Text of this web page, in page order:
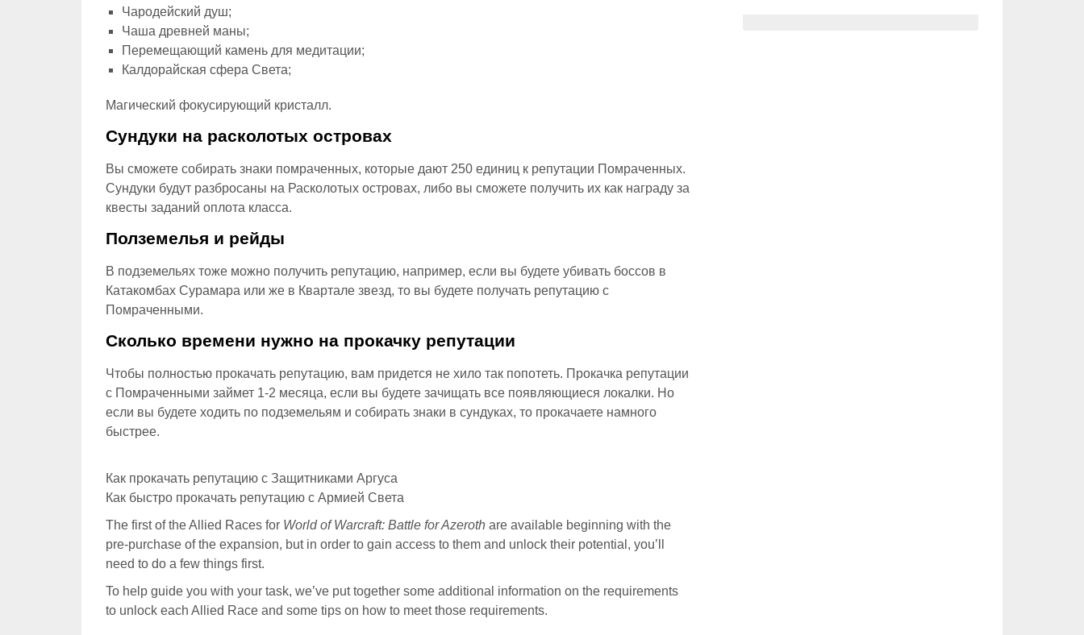
Чародейский душ;
Чаша древней маны;
Перемещающий камень для медитации;
Калдорайская сфера Света;
Магический фокусирующий кристалл.
Сундуки на расколотых островах
Вы сможете собирать знаки помраченных, которые дают 250 единиц к репутации Помраченных.
Сундуки будут разбросаны на Расколотых островах, либо вы сможете получить их как награду за
квесты заданий оплота класса.
Полземелья и рейды
В подземельях тоже можно получить репутацию, например, если вы будете убивать боссов в
Катакомбах Сурамара или же в Квартале звезд, то вы будете получать репутацию с
Помраченными.
Сколько времени нужно на прокачку репутации
Чтобы полностью прокачать репутацию, вам придется не хило так попотеть. Прокачка репутации
с Помраченными займет 1-2 месяца, если вы будете зачищать все появляющиеся локалки. Но
если вы будете ходить по подземельям и собирать знаки в сундуках, то прокачаете намного
быстрее.
Как прокачать репутацию с Защитниками Аргуса
Как быстро прокачать репутацию с Армией Света
The first of the Allied Races for World of Warcraft: Battle for Azeroth are available beginning with the
pre-purchase of the expansion, but in order to gain access to them and unlock their potential, you’ll
need to do a few things first.
To help guide you with your task, we’ve put together some additional information on the requirements
to unlock each Allied Race and some tips on how to meet those requirements.